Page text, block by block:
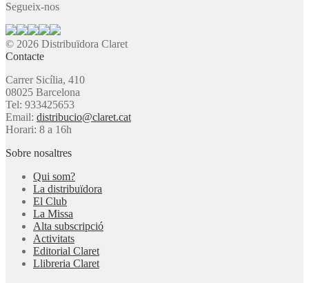
Segueix-nos
© 2026 Distribuïdora Claret
Contacte
Carrer Sicília, 410
08025 Barcelona
Tel: 933425653
Email: distribucio@claret.cat
Horari: 8 a 16h
Sobre nosaltres
Qui som?
La distribuïdora
El Club
La Missa
Alta subscripció
Activitats
Editorial Claret
Llibreria Claret